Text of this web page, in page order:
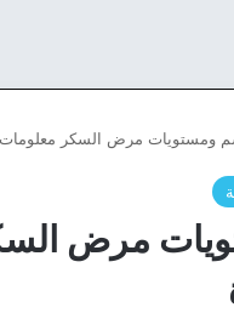
ومستويات مرض السكر معلومات
مرض